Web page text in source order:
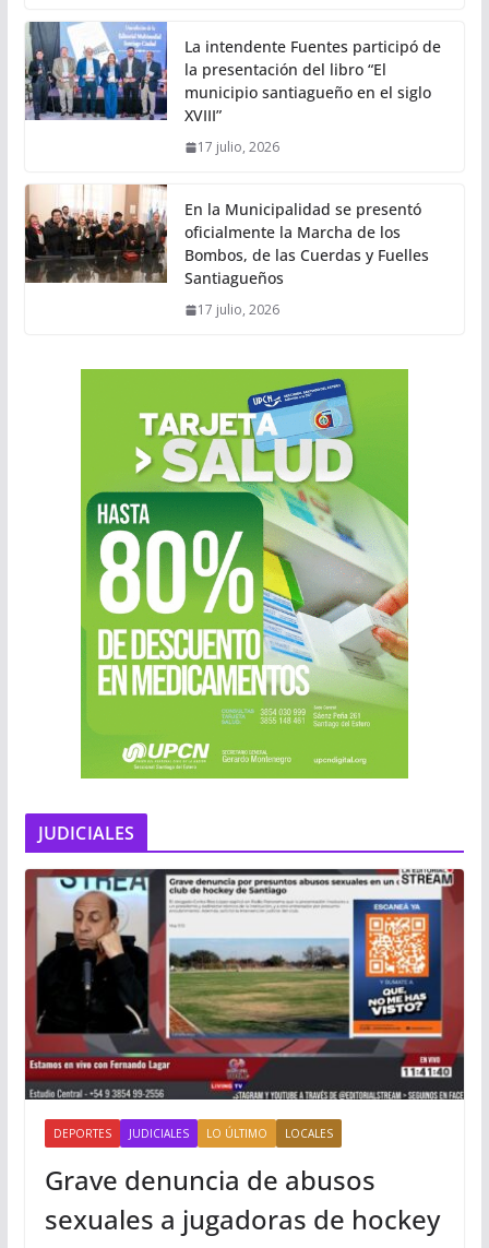
La intendente Fuentes participó de
la presentación del libro “El
municipio santiagueño en el siglo
XVIII”
17 julio, 2026
En la Municipalidad se presentó
oficialmente la Marcha de los
Bombos, de las Cuerdas y Fuelles
Santiagueños
17 julio, 2026
JUDICIALES
DEPORTES JUDICIALES LO ÚLTIMO LOCALES
Grave denuncia de abusos
sexuales a jugadoras de hockey